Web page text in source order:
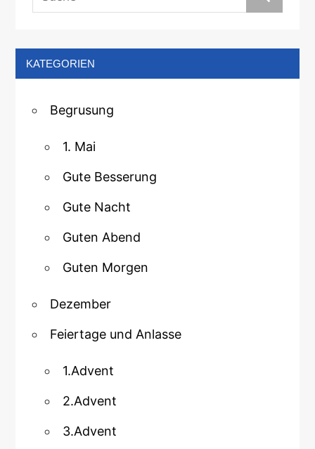
KATEGORIEN
Begrusung
1. Mai
Gute Besserung
Gute Nacht
Guten Abend
Guten Morgen
Dezember
Feiertage und Anlasse
1.Advent
2.Advent
3.Advent